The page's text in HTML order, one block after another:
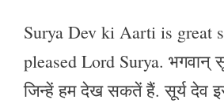
Surya Dev ki Aarti is great
pleased Lord Surya. भगवान्
जिन्हें हम देख सकतें हैं. सूर्य देव